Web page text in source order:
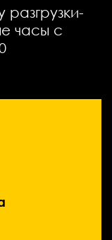
разгрузки-
часы с